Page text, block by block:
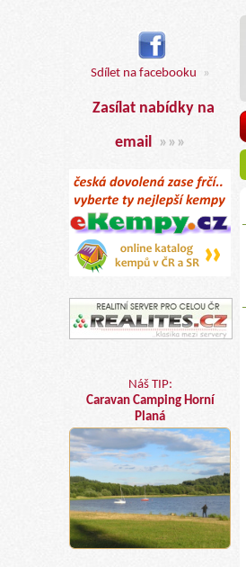
Sdílet na facebooku »
Zasílat nabídky na
email »»»
Náš TIP:
Caravan Camping Horní
Planá